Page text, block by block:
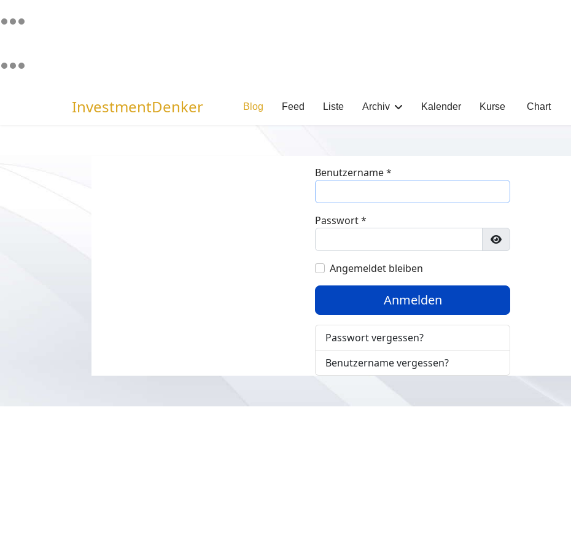
InvestmentDenker Blog Feed Liste Archiv Kalender Kurse Chart
Benutzername*
Passwort*
Passwort
Angemeldet bleiben
Anmelden
Passwort vergessen?
Benutzername vergessen?